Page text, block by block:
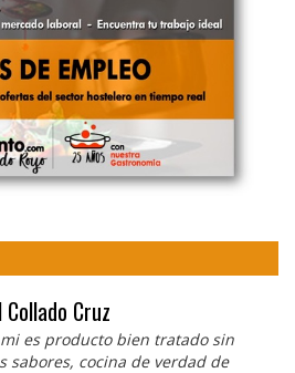
Cruz
es producto bien tratado sin
sabores, cocina de verdad de